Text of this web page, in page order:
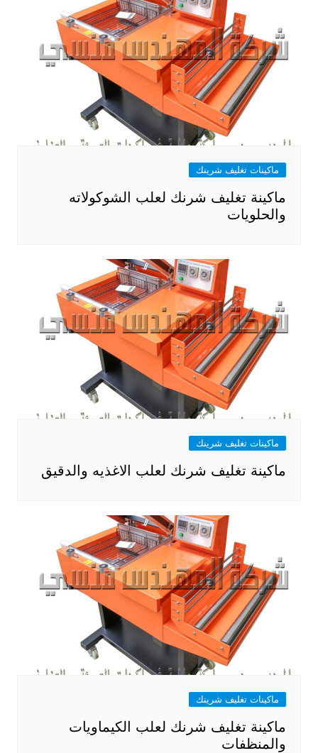
ماكينات تغليف شرينك
ماكينة تغليف شرنك لعلب الشوكولاته
والحلويات
ماكينات تغليف شرينك
ماكينة تغليف شرنك لعلب الاغذيه والدقيق
ماكينات تغليف شرينك
ماكينة تغليف شرنك لعلب الكيماويات
والمنظفات